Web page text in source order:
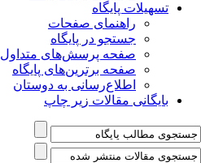
تسهیلات پایگاه
راهنمای صفحات
جستجو در پایگاه
صفحه پرسش‌های متداول
صفحه برترین‌های پایگاه
اطلاع‌رسانی به دوستان
بایگانی مقالات زیر چاپ